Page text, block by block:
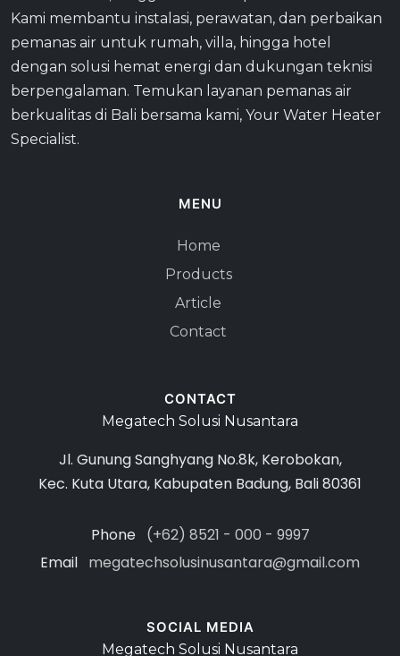
Kami membantu instalasi, perawatan, dan perbaikan
pemanas air untuk rumah, villa, hingga hotel
dengan solusi hemat energi dan dukungan teknisi
berpengalaman. Temukan layanan pemanas air
berkualitas di Bali bersama kami, Your Water Heater
Specialist.
MENU
Home
Products
Article
Contact
CONTACT
Megatech Solusi Nusantara
Jl. Gunung Sanghyang No.8k, Kerobokan,
Kec. Kuta Utara, Kabupaten Badung, Bali 80361
Phone (+62) 8521 - 000 - 9997
Email megatechsolusinusantara@gmail.com
SOCIAL MEDIA
Megatech Solusi Nusantara